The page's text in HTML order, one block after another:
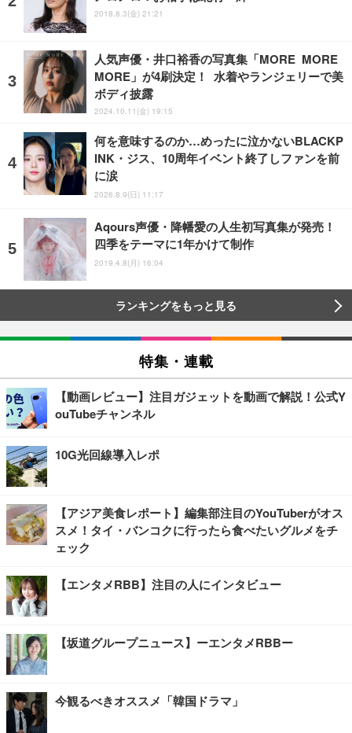
2018.8.3(金) 21:21
人気声優・井口裕香の写真集「MORE MORE
MORE」が4刷決定！ 水着やランジェリーで美
ボディ披露
2024.10.11(金) 19:15
何を意味するのか…めったに泣かないBLACKP
INK・ジス、10周年イベント終了しファンを前
に涙
2026.8.9(日) 11:17
Aqours声優・降幡愛の人生初写真集が発売！
四季をテーマに1年かけて制作
2019.4.8(月) 16:04
ランキングをもっと見る
特集・連載
【動画レビュー】注目ガジェットを動画で解説！公式Y
ouTubeチャンネル
10G光回線導入レポ
【アジア美食レポート】編集部注目のYouTuberがオス
スメ！タイ・バンコクに行ったら食べたいグルメをチ
ェック
【エンタメRBB】注目の人にインタビュー
【坂道グループニュース】ーエンタメRBBー
今観るべきオススメ「韓国ドラマ」